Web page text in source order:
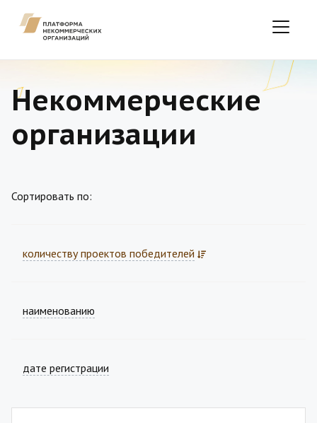
Некоммерческие
организации
Сортировать по:
количеству проектов победителей
наименованию
дате регистрации